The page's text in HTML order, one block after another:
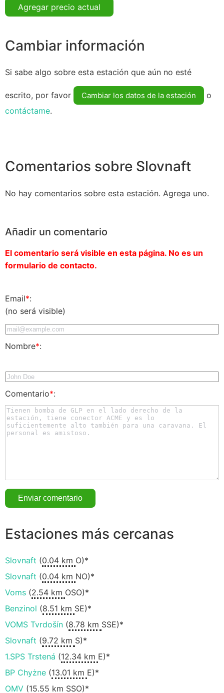
Agregar precio actual
Cambiar información
Si sabe algo sobre esta estación que aún no esté
escrito, por favor Cambiar los datos de la estación
o
contáctame.
Comentarios sobre Slovnaft
No hay comentarios sobre esta estación. Agrega uno.
Añadir un comentario
El comentario será visible en esta página. No es un
formulario de contacto.
Email*:
(no será visible)
Nombre*:
Comentario*:
Estaciones más cercanas
Slovnaft (0.04 km O)*
Slovnaft (0.04 km NO)*
Voms (2.54 km OSO)*
Benzinol (8.51 km SE)*
VOMS Tvrdošín (8.78 km SSE)*
Slovnaft (9.72 km S)*
1.SPS Trstená (12.34 km E)*
BP Chyżne (13.01 km E)*
OMV (15.55 km SSO)*